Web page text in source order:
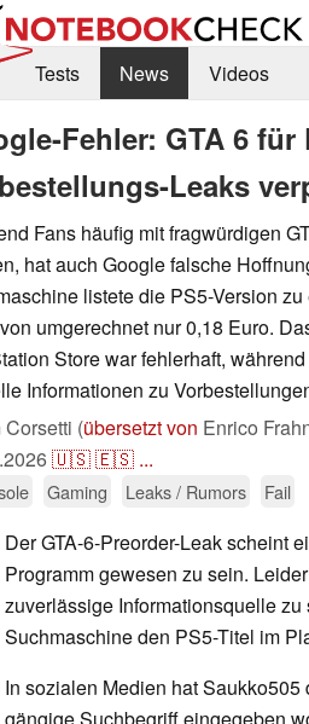
Tests
News Videos
Fehler: GTA 6
Leaks
Fans häufig mit fragwürdigen
hat auch Google falsche
listete die PS5-Version
umgerechnet nur 0,18 Euro.
Store war fehlerhaft,
Informationen zu
Corsetti (übersetzt von Enrico
🇺🇸🇪🇸 ...
Gaming Leaks / Rumors Fail
Der GTA-6-Preorder-Leak scheint
Programm gewesen zu sein.
zuverlässige Informationsquelle
Suchmaschine den PS5-Titel im
In sozialen Medien hat